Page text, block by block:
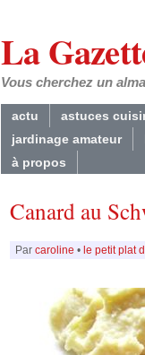
La
Vous cherchez un
actu astuces
jardinage amateur
à propos
Canard au
Par caroline • le petit plat